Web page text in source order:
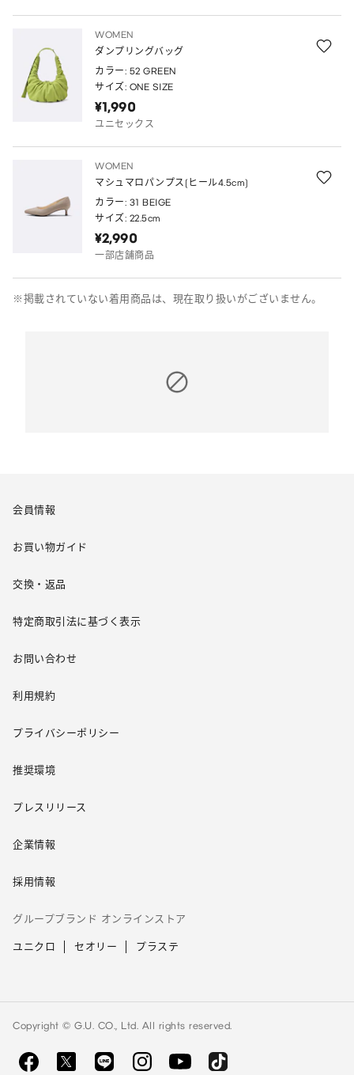
WOMEN
ダンプリングバッグ
カラー: 52 GREEN
サイズ: ONE SIZE
¥1,990
ユニセックス
WOMEN
マシュマロパンプス(ヒール4.5cm)
カラー: 31 BEIGE
サイズ: 22.5cm
¥2,990
一部店舗商品
※掲載されていない着用商品は、現在取り扱いがございません。
会員情報
お買い物ガイド
交換・返品
特定商取引法に基づく表示
お問い合わせ
利用規約
プライバシーポリシー
推奨環境
プレスリリース
企業情報
採用情報
グループブランド オンラインストア
ユニクロ セオリー プラステ
Copyright © G.U. CO., Ltd. All rights reserved.